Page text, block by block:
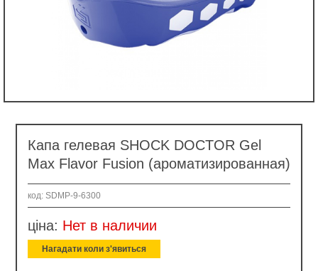
Капа гелевая SHOCK DOCTOR Gel
Max Flavor Fusion (ароматизированная)
код: SDMP-9-6300
ціна: Нет в наличии
Нагадати коли з'явиться